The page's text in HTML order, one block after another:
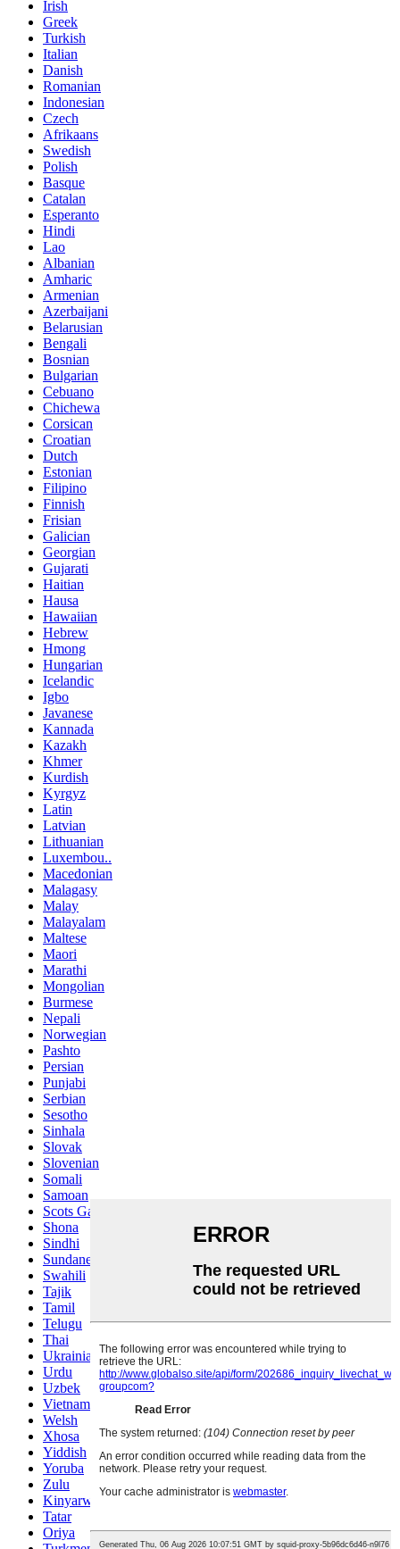
Irish
Greek
Turkish
Italian
Danish
Romanian
Indonesian
Czech
Afrikaans
Swedish
Polish
Basque
Catalan
Esperanto
Hindi
Lao
Albanian
Amharic
Armenian
Azerbaijani
Belarusian
Bengali
Bosnian
Bulgarian
Cebuano
Chichewa
Corsican
Croatian
Dutch
Estonian
Filipino
Finnish
Frisian
Galician
Georgian
Gujarati
Haitian
Hausa
Hawaiian
Hebrew
Hmong
Hungarian
Icelandic
Igbo
Javanese
Kannada
Kazakh
Khmer
Kurdish
Kyrgyz
Latin
Latvian
Lithuanian
Luxembou..
Macedonian
Malagasy
Malay
Malayalam
Maltese
Maori
Marathi
Mongolian
Burmese
Nepali
Norwegian
Pashto
Persian
Punjabi
Serbian
Sesotho
Sinhala
Slovak
Slovenian
Somali
Samoan
Scots Gaelic
Shona
Sindhi
Sundanese
Swahili
Tajik
Tamil
Telugu
Thai
Ukrainian
Urdu
Uzbek
Vietnamese
Welsh
Xhosa
Yiddish
Yoruba
Zulu
Kinyarwanda
Tatar
Oriya